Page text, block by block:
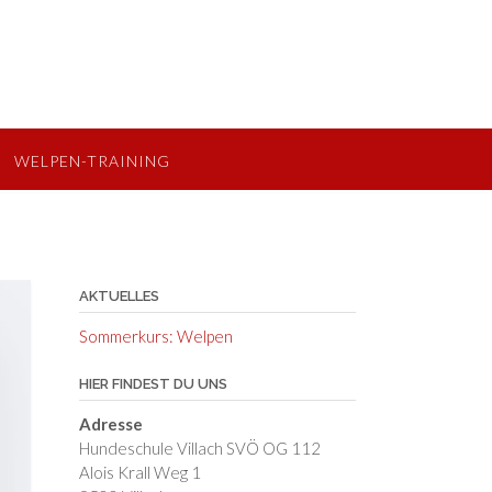
WELPEN-TRAINING
AKTUELLES
Sommerkurs: Welpen
HIER FINDEST DU UNS
Adresse
Hundeschule Villach SVÖ OG 112
Alois Krall Weg 1